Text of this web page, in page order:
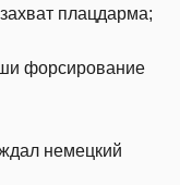
плацдарма;
форсирование
немецкий